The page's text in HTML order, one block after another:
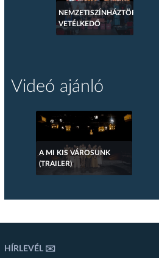
NEMZETISZÍNHÁZTÖRTÉNETI
VETÉLKEDŐ
Videó ajánló
A MI KIS VÁROSUNK
(TRAILER)
HÍRLEVÉL ✉️